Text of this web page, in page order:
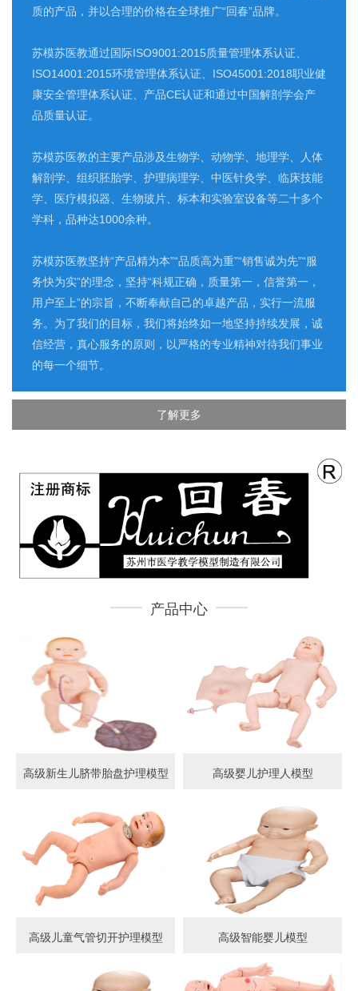
质的产品，并以合理的价格在全球推广“回春”品牌。
苏模苏医教通过国际ISO9001:2015质量管理体系认证、
ISO14001:2015环境管理体系认证、ISO45001:2018职业健
康安全管理体系认证、产品CE认证和通过中国解剖学会产
品质量认证。
苏模苏医教的主要产品涉及生物学、动物学、地理学、人体
解剖学、组织胚胎学、护理病理学、中医针灸学、临床技能
学、医疗模拟器、生物玻片、标本和实验室设备等二十多个
学科，品种达1000余种。
苏模苏医教坚持“产品精为本”“品质高为重”“销售诚为先”“服
务快为实”的理念，坚持“科规正确，质量第一，信誉第一，
用户至上”的宗旨，不断奉献自己的卓越产品，实行一流服
务。为了我们的目标，我们将始终如一地坚持持续发展，诚
信经营，真心服务的原则，以严格的专业精神对待我们事业
的每一个细节。
了解更多
产品中心
高级新生儿脐带胎盘护理模型 高级婴儿护理人模型
高级儿童气管切开护理模型 高级智能婴儿模型